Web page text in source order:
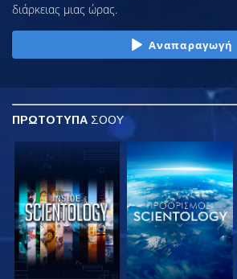
διάρκειας μιας ώρας.
Αναπαραγωγή
ΠΡΩΤΟΤΥΠΑ ΣΟΟΥ